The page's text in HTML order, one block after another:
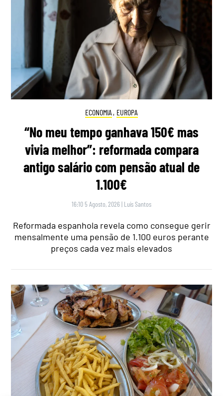
ECONOMIA , EUROPA
“No meu tempo ganhava 150€ mas
vivia melhor”: reformada compara
antigo salário com pensão atual de
1.100€
16:10 5 Agosto, 2026 | Luís Santos
Reformada espanhola revela como consegue gerir
mensalmente uma pensão de 1.100 euros perante
preços cada vez mais elevados